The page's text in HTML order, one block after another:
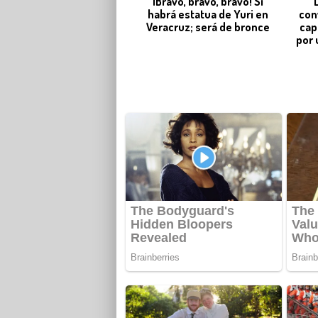
habrá estatua de Yuri en
Veracruz; será de bronce
por